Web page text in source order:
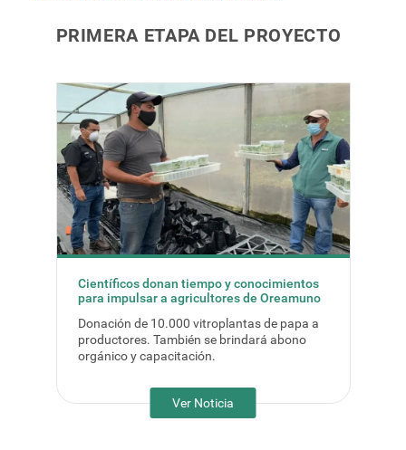
PRIMERA ETAPA DEL PROYECTO
Científicos donan tiempo y conocimientos
para impulsar a agricultores de Oreamuno
Donación de 10.000 vitroplantas de papa a
productores. También se brindará abono
orgánico y capacitación.
Ver Noticia